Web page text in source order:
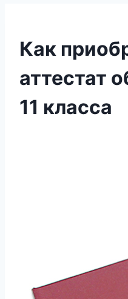
Как
аттестат
11 класса